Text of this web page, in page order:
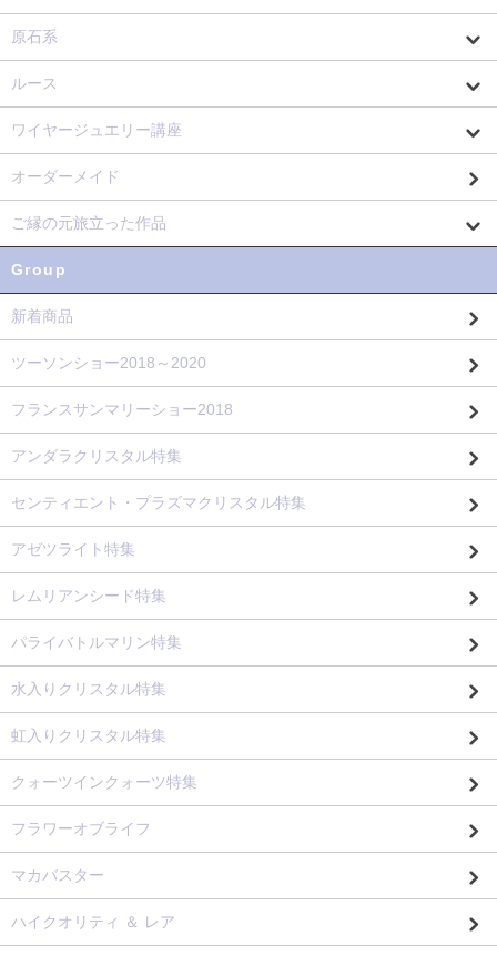
原石系
ルース
ワイヤージュエリー講座
オーダーメイド
ご縁の元旅立った作品
Group
新着商品
ツーソンショー2018～2020
フランスサンマリーショー2018
アンダラクリスタル特集
センティエント・プラズマクリスタル特集
アゼツライト特集
レムリアンシード特集
パライバトルマリン特集
水入りクリスタル特集
虹入りクリスタル特集
クォーツインクォーツ特集
フラワーオブライフ
マカバスター
ハイクオリティ ＆ レア